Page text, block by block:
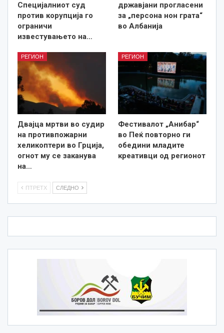
Специјалниот суд
против корупција го
ограничи
известувањето на…
државјани прогласени
за „персона нон грата“
во Албанија
РЕГИОН
Двајца мртви во судир
на противпожарни
хеликоптери во Грција,
огнот му се заканува
на…
РЕГИОН
Фестивалот „Анибар“
во Пеќ повторно ги
обедини младите
креативци од регионот
ПТРЕТХ СЛЕДНО